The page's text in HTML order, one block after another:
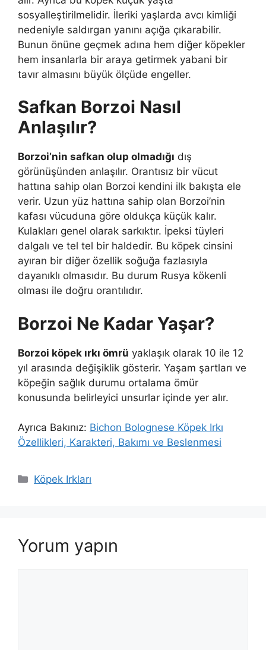
sosyalleştirilmelidir. İleriki yaşlarda avcı kimliği
nedeniyle saldırgan yanını açığa çıkarabilir.
Bunun önüne geçmek adına hem diğer köpekler
hem insanlarla bir araya getirmek yabani bir
tavır almasını büyük ölçüde engeller.
Safkan Borzoi Nasıl
Anlaşılır?
Borzoi’nin safkan olup olmadığı dış
görünüşünden anlaşılır. Orantısız bir vücut
hattına sahip olan Borzoi kendini ilk bakışta ele
verir. Uzun yüz hattına sahip olan Borzoi’nin
kafası vücuduna göre oldukça küçük kalır.
Kulakları genel olarak sarkıktır. İpeksi tüyleri
dalgalı ve tel tel bir haldedir. Bu köpek cinsini
ayıran bir diğer özellik soğuğa fazlasıyla
dayanıklı olmasıdır. Bu durum Rusya kökenli
olması ile doğru orantılıdır.
Borzoi Ne Kadar Yaşar?
Borzoi köpek ırkı ömrü yaklaşık olarak 10 ile 12
yıl arasında değişiklik gösterir. Yaşam şartları ve
köpeğin sağlık durumu ortalama ömür
konusunda belirleyici unsurlar içinde yer alır.
Ayrıca Bakınız: Bichon Bolognese Köpek Irkı
Özellikleri, Karakteri, Bakımı ve Beslenmesi
Kategoriler
Köpek Irkları
Yorum yapın